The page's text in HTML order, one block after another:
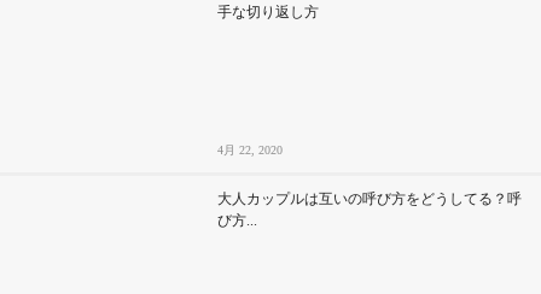
手な切り返し方
4月 22, 2020
大人カップルは互いの呼び方をどうしてる？呼
び方...